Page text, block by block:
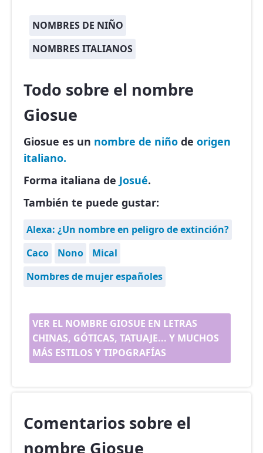
NOMBRES DE NIÑO
NOMBRES ITALIANOS
Todo sobre el nombre
Giosue
Giosue es un nombre de niño de origen
italiano.
Forma italiana de Josué.
También te puede gustar:
Alexa: ¿Un nombre en peligro de extinción?
Caco
Nono
Mical
Nombres de mujer españoles
VER EL NOMBRE GIOSUE EN LETRAS
CHINAS, GÓTICAS, TATUAJE... Y MUCHOS
MÁS ESTILOS Y TIPOGRAFÍAS
Comentarios sobre el
nombre Giosue